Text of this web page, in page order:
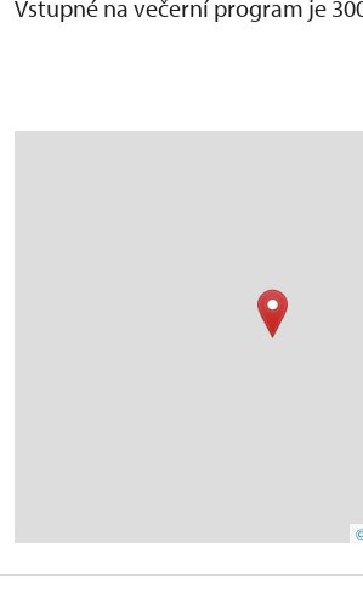
Vstupné na večerní program je